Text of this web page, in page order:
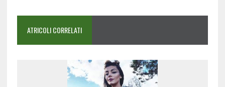
ATRICOLI CORRELATI